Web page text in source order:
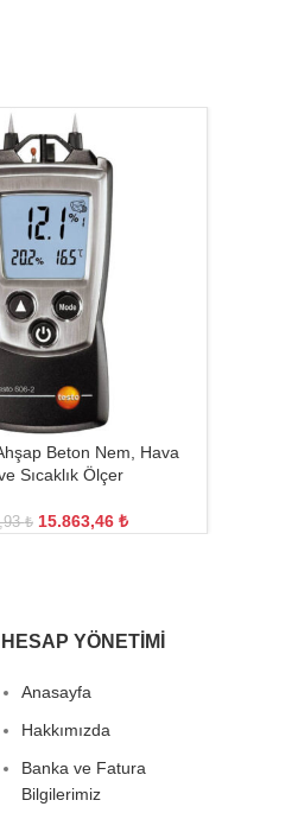
Beton Nem, Hava
Sıcaklık Ölçer
₺ 15.863,46 ₺
HESAP YÖNETIMI
Anasayfa
Hakkımızda
Banka ve Fatura
Bilgilerimiz